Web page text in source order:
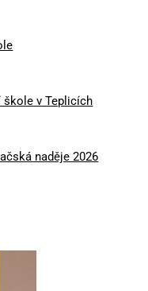
škole v Teplicích
naděje 2026